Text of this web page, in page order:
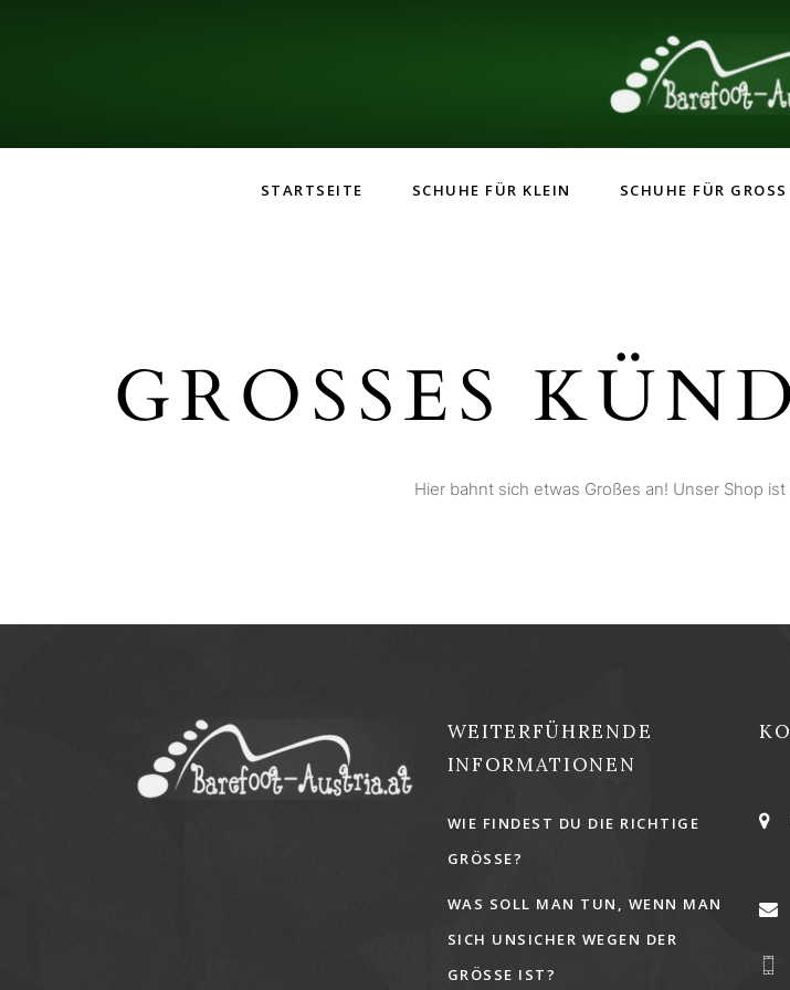
STARTSEITE SCHUHE FÜR KLEIN SCHUHE FÜR GROSS
GROSSES
Hier bahnt sich etwas Großes an! Unser Shop
WEITERFÜHRENDE
INFORMATIONEN
WIE FINDEST DU DIE RICHTIGE
GRÖSSE?
WAS SOLL MAN TUN, WENN MAN
SICH UNSICHER WEGEN DER
GRÖSSE IST?